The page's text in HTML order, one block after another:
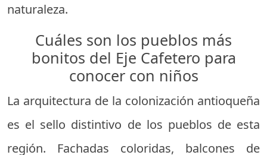
naturaleza.
Cuáles son los pueblos más
bonitos del Eje Cafetero para
conocer con niños
La arquitectura de la colonización antioqueña
es el sello distintivo de los pueblos de esta
región. Fachadas coloridas, balcones de